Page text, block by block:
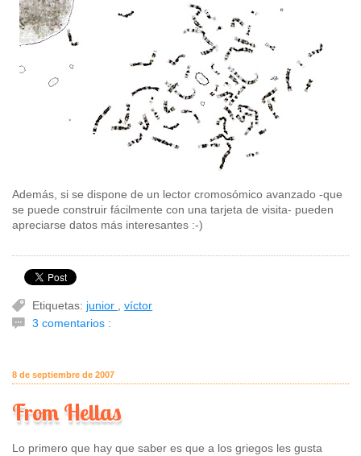
Además, si se dispone de un lector cromosómico avanzado -que
se puede construir fácilmente con una tarjeta de visita- pueden
apreciarse datos más interesantes :-)
Etiquetas: junior ,víctor
3 comentarios :
8 de septiembre de 2007
From Hellas
Lo primero que hay que saber es que a los griegos les gusta